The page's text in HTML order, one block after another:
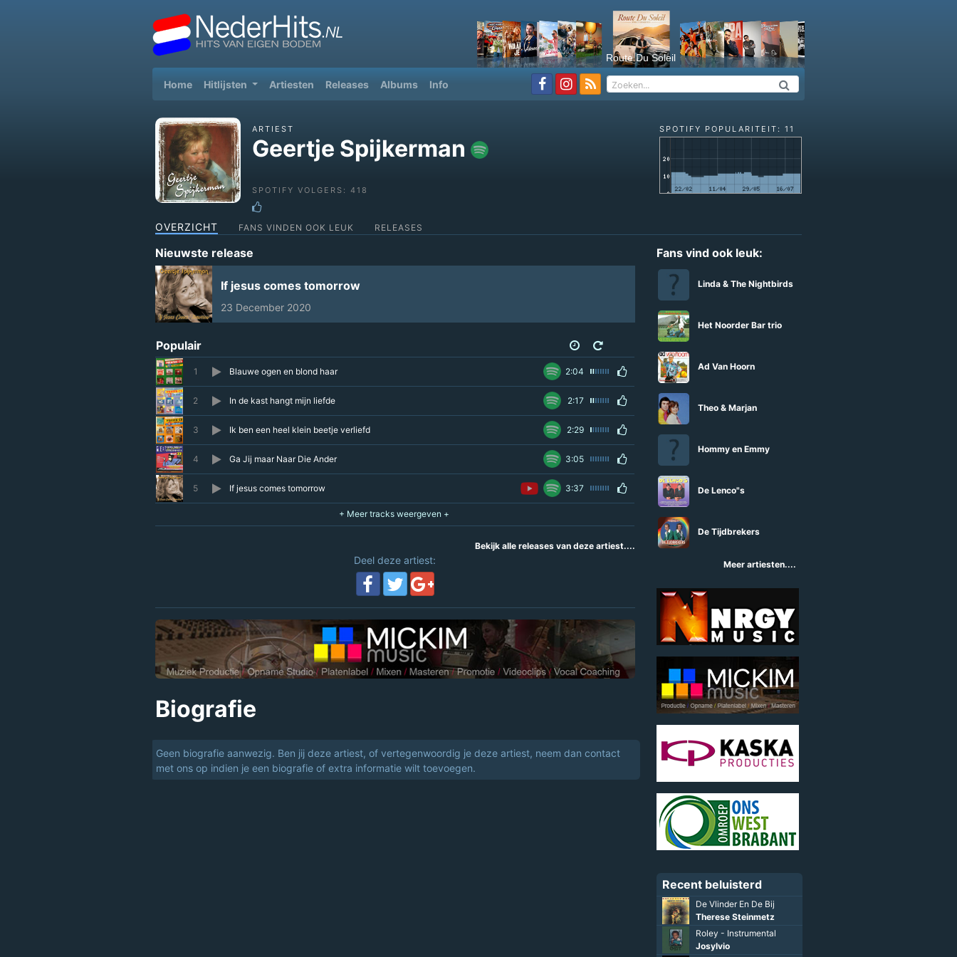
Route Du Soleil
Home(current)
Hitlijsten Artiesten Releases Albums Info
ARTIEST
Geertje Spijkerman
SPOTIFY VOLGERS: 418
SPOTIFY POPULARITEIT: 11
OVERZICHT FANS VINDEN OOK LEUK RELEASES
Nieuwste release
If jesus comes tomorrow
23 December 2020
Populair
1 Blauwe ogen en blond haar 2:04
2 In de kast hangt mijn liefde 2:17
3 Ik ben een heel klein beetje verliefd 2:29
4 Ga Jij maar Naar Die Ander 3:05
5 If jesus comes tomorrow 3:37
Bekijk alle releases van deze artiest....
Deel deze artiest:
Biografie
Geen biografie aanwezig. Ben jij deze artiest, of vertegenwoordig je deze artiest, neem dan contact
met ons op indien je een biografie of extra informatie wilt toevoegen.
Fans vind ook leuk:
Linda & The Nightbirds
Het Noorder Bar trio
Ad Van Hoorn
Theo & Marjan
Hommy en Emmy
De Lenco"s
De Tijdbrekers
Meer artiesten....
Recent beluisterd
De Vlinder En De Bij
Therese Steinmetz
Roley - Instrumental
Josylvio